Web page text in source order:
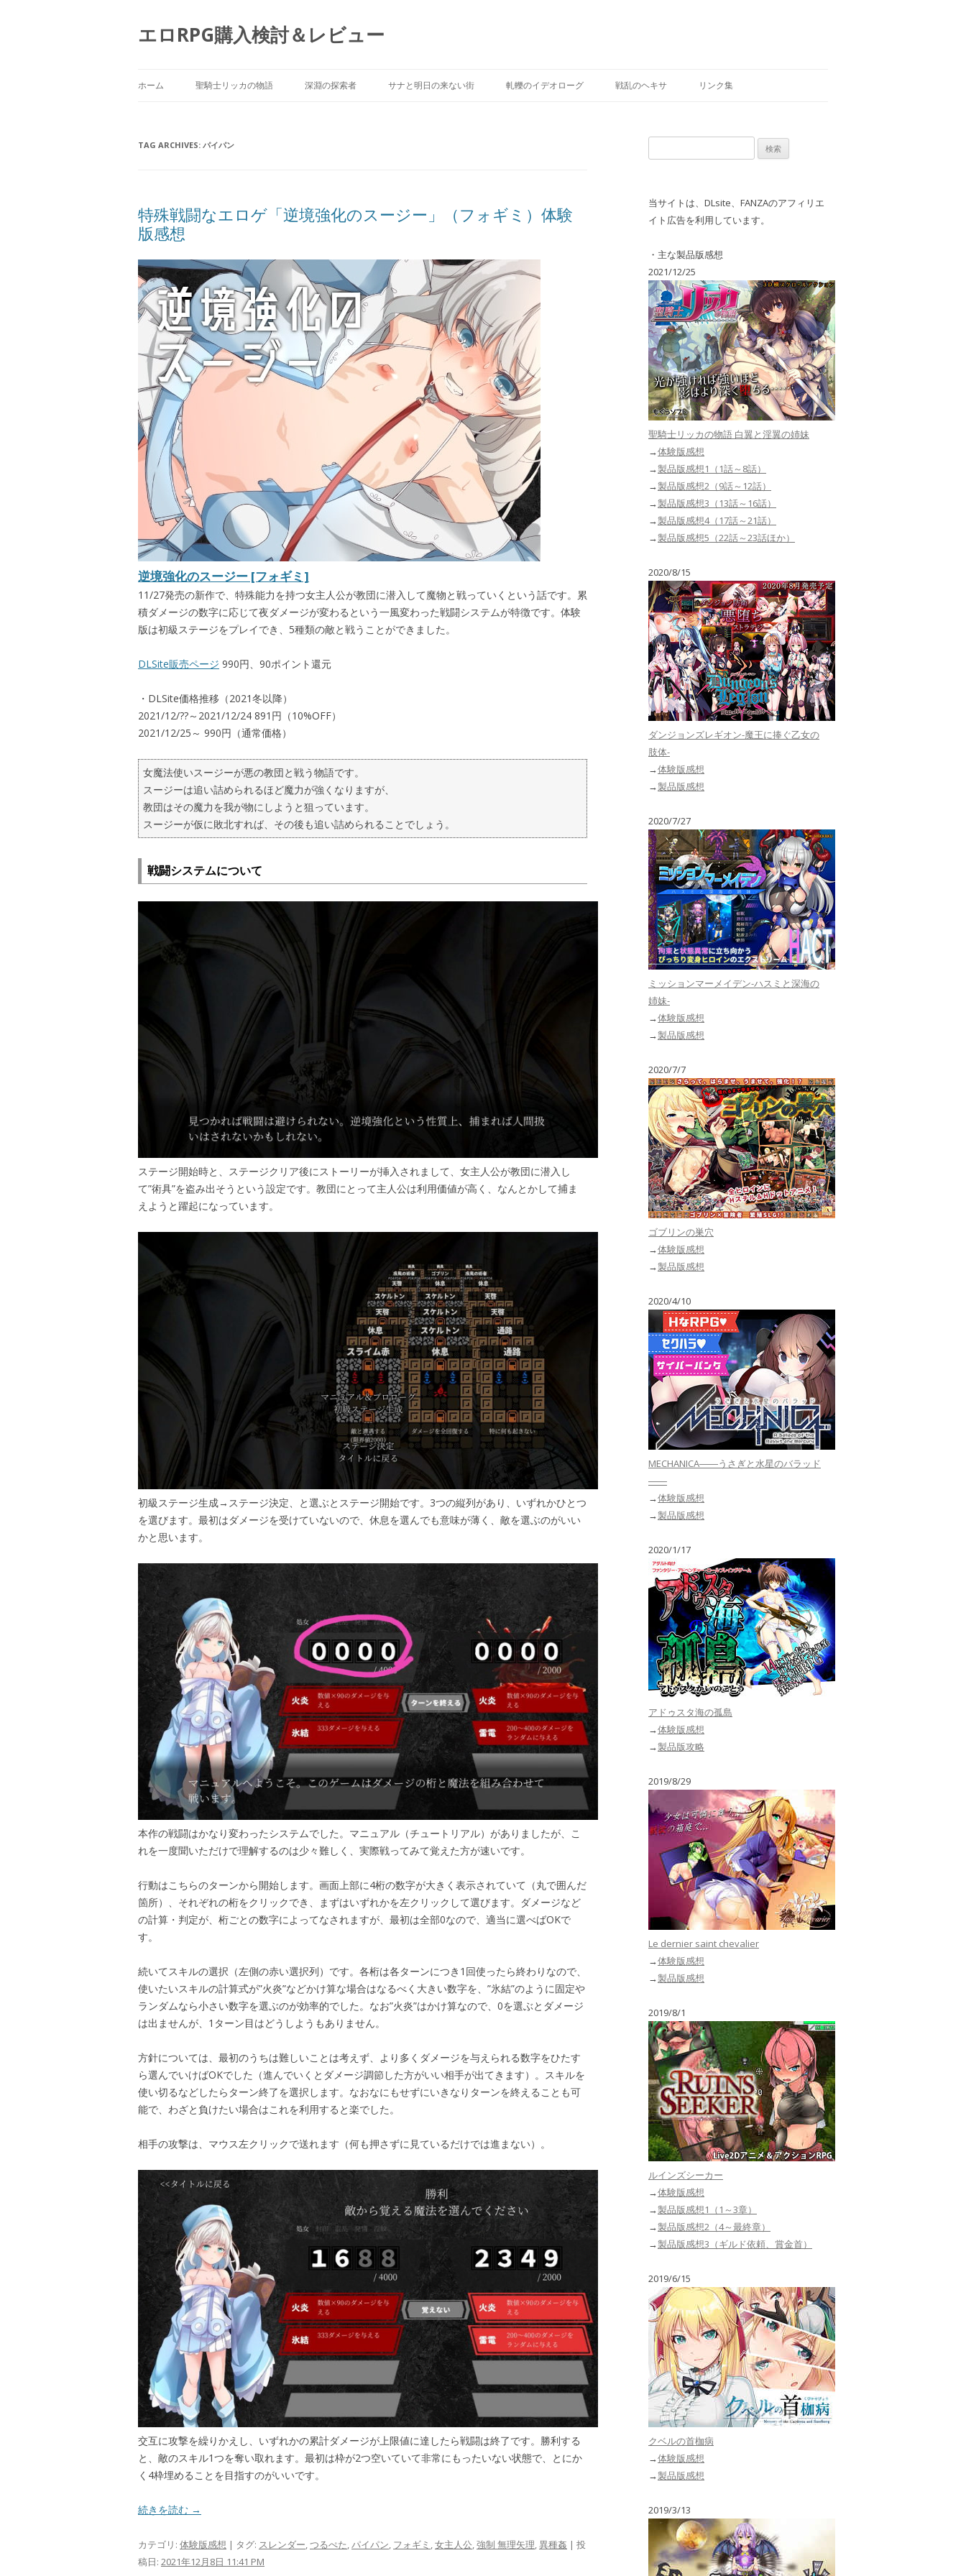
エロRPG購入検討＆レビュー
ホーム 聖騎士リッカの物語 深淵の探索者 サナと明日の来ない街 軋轢のイデオローグ 戦乱のヘキサ リンク集
TAG ARCHIVES: パイパン
特殊戦闘なエロゲ「逆境強化のスージー」（フォギミ）体験
版感想
逆境強化のスージー [フォギミ]
11/27発売の新作で、特殊能力を持つ女主人公が教団に潜入して魔物と戦っていくという話です。累
積ダメージの数字に応じて夜ダメージが変わるという一風変わった戦闘システムが特徴です。体験
版は初級ステージをプレイでき、5種類の敵と戦うことができました。
DLSite販売ページ 990円、90ポイント還元
・DLSite価格推移（2021冬以降）
2021/12/??～2021/12/24 891円（10%OFF）
2021/12/25～ 990円（通常価格）
女魔法使いスージーが悪の教団と戦う物語です。
スージーは追い詰められるほど魔力が強くなりますが、
教団はその魔力を我が物にしようと狙っています。
スージーが仮に敗北すれば、その後も追い詰められることでしょう。
戦闘システムについて
ステージ開始時と、ステージクリア後にストーリーが挿入されまして、女主人公が教団に潜入し
て”術具”を盗み出そうという設定です。教団にとって主人公は利用価値が高く、なんとかして捕ま
えようと躍起になっています。
初級ステージ生成→ステージ決定、と選ぶとステージ開始です。3つの縦列があり、いずれかひとつ
を選びます。最初はダメージを受けていないので、休息を選んでも意味が薄く、敵を選ぶのがいい
かと思います。
本作の戦闘はかなり変わったシステムでした。マニュアル（チュートリアル）がありましたが、こ
れを一度聞いただけで理解するのは少々難しく、実際戦ってみて覚えた方が速いです。
行動はこちらのターンから開始します。画面上部に4桁の数字が大きく表示されていて（丸で囲んだ
箇所）、それぞれの桁をクリックでき、まずはいずれかを左クリックして選びます。ダメージなど
の計算・判定が、桁ごとの数字によってなされますが、最初は全部0なので、適当に選べばOKで
す。
続いてスキルの選択（左側の赤い選択列）です。各桁は各ターンにつき1回使ったら終わりなので、
使いたいスキルの計算式が”火炎”などかけ算な場合はなるべく大きい数字を、”氷結”のように固定や
ランダムなら小さい数字を選ぶのが効率的でした。なお”火炎”はかけ算なので、0を選ぶとダメージ
は出ませんが、1ターン目はどうしようもありません。
方針については、最初のうちは難しいことは考えず、より多くダメージを与えられる数字をひたす
ら選んでいけばOKでした（進んでいくとダメージ調節した方がいい相手が出てきます）。スキルを
使い切るなどしたらターン終了を選択します。なおなにもせずにいきなりターンを終えることも可
能で、わざと負けたい場合はこれを利用すると楽でした。
相手の攻撃は、マウス左クリックで送れます（何も押さずに見ているだけでは進まない）。
交互に攻撃を繰りかえし、いずれかの累計ダメージが上限値に達したら戦闘は終了です。勝利する
と、敵のスキル1つを奪い取れます。最初は枠が2つ空いていて非常にもったいない状態で、とにか
く4枠埋めることを目指すのがいいです。
続きを読む →
カテゴリ: 体験版感想 | タグ: スレンダー,つるぺた,パイパン, フォギミ ,女主人公,強制 無理矢理,異種姦 | 投
稿日: 2021年12月8日 11:41 PM
索:
当サイトは、DLsite、FANZAのアフィリエ
イト広告を利用しています。
・主な製品版感想
2021/12/25
聖騎士リッカの物語 白翼と淫翼の姉妹
→体験版感想
→製品版感想1（1話～8話）
→製品版感想2（9話～12話）
→製品版感想3（13話～16話）
→製品版感想4（17話～21話）
→製品版感想5（22話～23話ほか）
2020/8/15
ダンジョンズレギオン-魔王に捧ぐ乙女の
肢体-
→体験版感想
→製品版感想
2020/7/27
ミッションマーメイデン-ハスミと深海の
姉妹-
→体験版感想
→製品版感想
2020/7/7
ゴブリンの巣穴
→体験版感想
→製品版感想
2020/4/10
MECHANICA――うさぎと水星のバラッド
――
→体験版感想
→製品版感想
2020/1/17
アドゥスタ海の孤島
→体験版感想
→製品版攻略
2019/8/29
Le dernier saint chevalier
→体験版感想
→製品版感想
2019/8/1
ルインズシーカー
→体験版感想
→製品版感想1（1～3章）
→製品版感想2（4～最終章）
→製品版感想3（ギルド依頼、賞金首）
2019/6/15
クベルの首枷病
→体験版感想
→製品版感想
2019/3/13